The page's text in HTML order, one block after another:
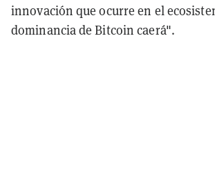
innovación que ocurre en el
dominancia de Bitcoin caerá".